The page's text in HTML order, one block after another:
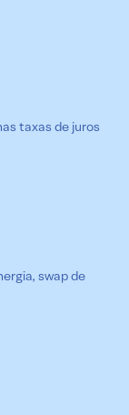
taxas de juros
swap de